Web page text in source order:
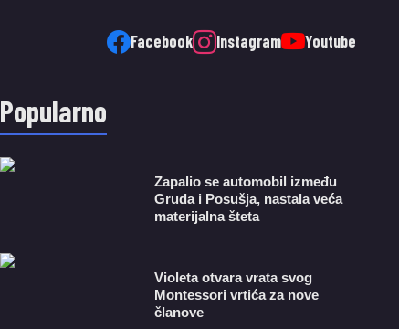
Facebook Instagram Youtube
Popularno
Zapalio se automobil između
Gruda i Posušja, nastala veća
materijalna šteta
Violeta otvara vrata svog
Montessori vrtića za nove
članove